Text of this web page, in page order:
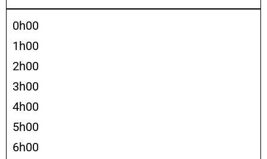
0h00
1h00
2h00
3h00
4h00
5h00
6h00